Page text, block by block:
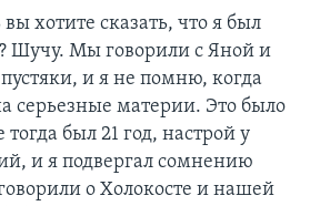
вы хотите сказать, что я был
Шучу. Мы говорили с Яной и
и я не помню, когда
серьезные материи. Это было
был 21 год, настрой у
и я подвергал сомнению
о Холокосте и нашей